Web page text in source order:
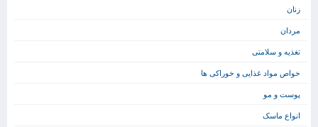
زنان
مردان
تغذیه و سلامتی
خواص مواد غذایی و خوراکی ها
پوست و مو
انواع ماسک